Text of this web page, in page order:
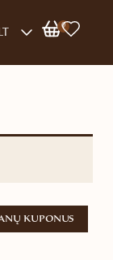
0
kuponus